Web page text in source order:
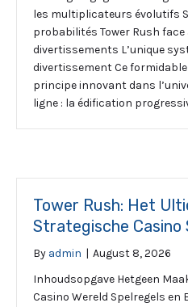
les multiplicateurs évolutifs
probabilités Tower Rush face
divertissements L’unique
divertissement Ce
principe innovant dans
ligne : la édification
Tower Rush: Het
Strategische Casino
By admin | August 8, 2026
Inhoudsopgave Hetgeen
Casino Wereld Spelregels en